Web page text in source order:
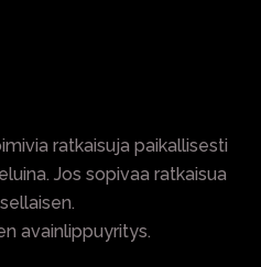
ratkaisuja paikallisesti
Jos sopivaa ratkaisua
avainlippuyritys.